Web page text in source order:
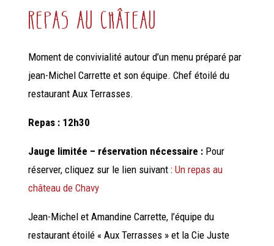
repas au château
Moment de convivialité autour d’un menu préparé par
jean-Michel Carrette et son équipe. Chef étoilé du
restaurant Aux Terrasses.
Repas : 12h30
Jauge limitée – réservation nécessaire :Pour
réserver, cliquez sur le lien suivant : Un repas au
château de Chavy
Jean-Michel et Amandine Carrette, l’équipe du
restaurant étoilé « Aux Terrasses » et la Cie Juste